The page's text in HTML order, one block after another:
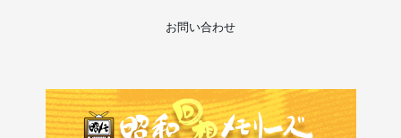
お問い合わせ